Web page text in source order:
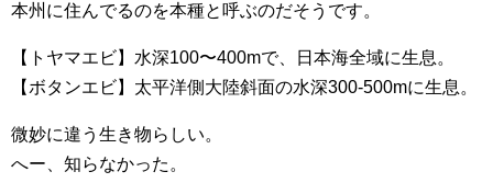
本州に住んでるのを本種と呼ぶのだそうです。
【トヤマエビ】水深100〜400mで、日本海全域に生息。
【ボタンエビ】太平洋側大陸斜面の水深300-500mに生息。
微妙に違う生き物らしい。
へー、知らなかった。